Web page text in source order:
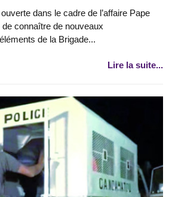
dans le cadre de l’affaire Pape
connaître de nouveaux
de la Brigade...
Lire la suite...